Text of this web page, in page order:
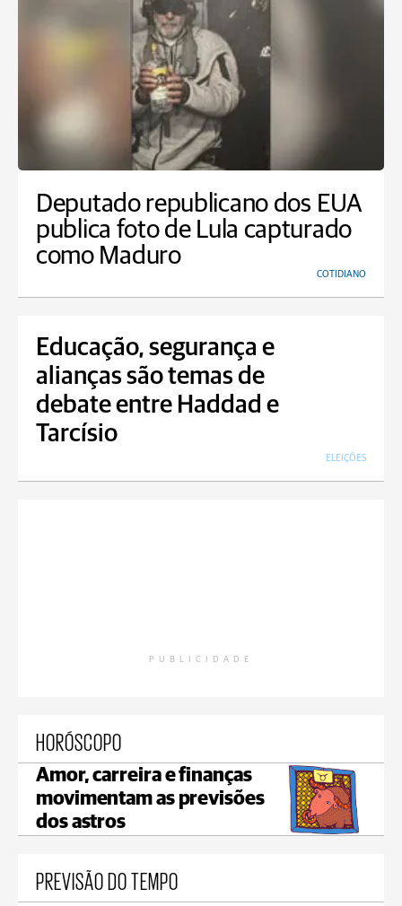
Deputado republicano dos EUA
publica foto de Lula capturado
como Maduro
COTIDIANO
Educação, segurança e
alianças são temas de
debate entre Haddad e
Tarcísio
ELEIÇÕES
PUBLICIDADE
HORÓSCOPO
Amor, carreira e finanças
movimentam as previsões
dos astros
PREVISÃO DO TEMPO